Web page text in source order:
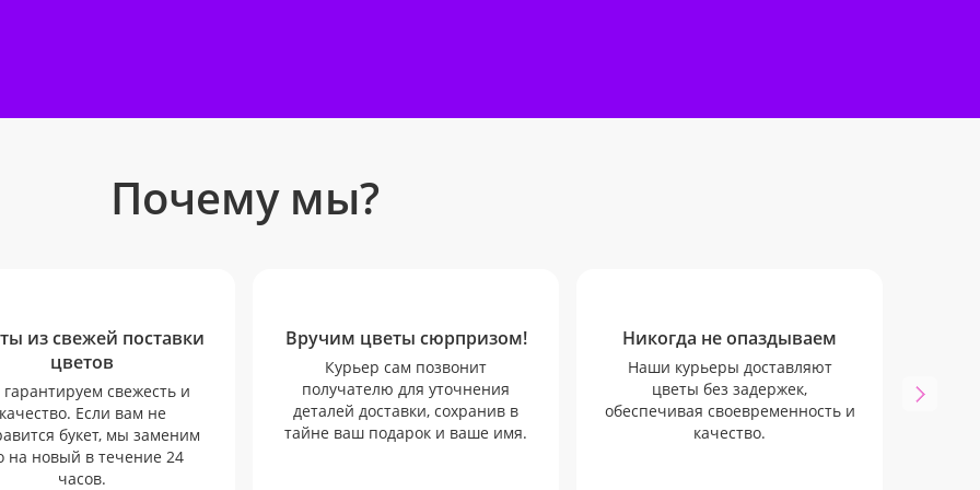
Почему мы?
из свежей поставки
цветов
свежесть и
Если вам не
букет, мы заменим
на новый в течение 24
часов.
Вручим цветы сюрпризом!
Курьер сам позвонит
получателю для уточнения
деталей доставки, сохранив в
тайне ваш подарок и ваше имя.
Никогда не опаздываем
Наши курьеры доставляют
цветы без задержек,
обеспечивая своевременность и
качество.